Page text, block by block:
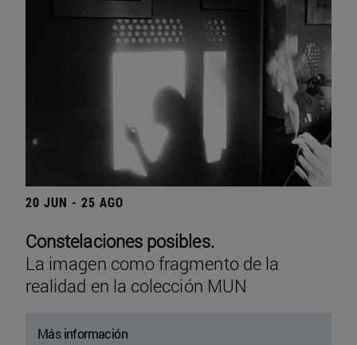
20 JUN - 25 AGO
Constelaciones posibles.
La imagen como fragmento de la
realidad en la colección MUN
Más información